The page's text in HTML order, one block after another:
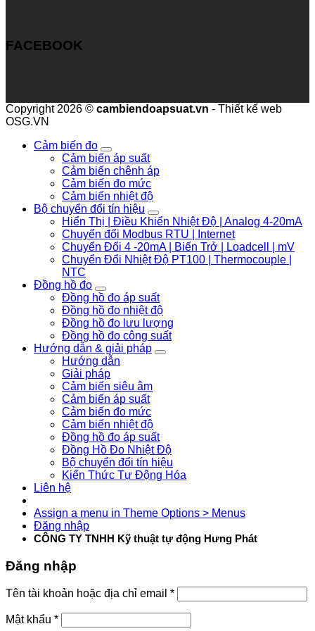
FACEBOOK
Copyright 2026 © cambiendoapsuat.vn - Thiết kế web
OSG.VN
Cảm biến đo
Cảm biến áp suất
Cảm biến chênh áp
Cảm biến đo mức
Cảm biến nhiệt độ
Bộ chuyển đổi tín hiệu
Hiển Thị | Điều Khiển Nhiệt Độ | Analog 4-20mA
Chuyển đổi Modbus RTU | Internet
Chuyển Đổi 4 -20mA | Biến Trở | Loadcell | mV
Chuyển Đổi Nhiệt Độ PT100 | Thermocouple |
NTC
Đồng hồ đo
Đồng hồ đo áp suất
Đồng hồ đo nhiệt độ
Đồng hồ đo lưu lượng
Đồng hồ đo công suất
Hướng dẫn & giải pháp
Hướng dẫn
Giải pháp
Cảm biến siêu âm
Cảm biến áp suất
Cảm biến đo mức
Cảm biến nhiệt độ
Đồng hồ đo áp suất
Đồng Hồ Đo Nhiệt Độ
Bộ chuyển đổi tín hiệu
Kiến Thức Tự Động Hóa
Liên hệ
Assign a menu in Theme Options > Menus
Đăng nhập
CÔNG TY TNHH Kỹ thuật tự động Hưng Phát
Đăng nhập
Tên tài khoản hoặc địa chỉ email *
Mật khẩu *